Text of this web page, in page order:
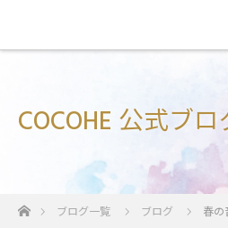
COCOHE 公式ブロ
ホームブログ一覧 ブログ
春の